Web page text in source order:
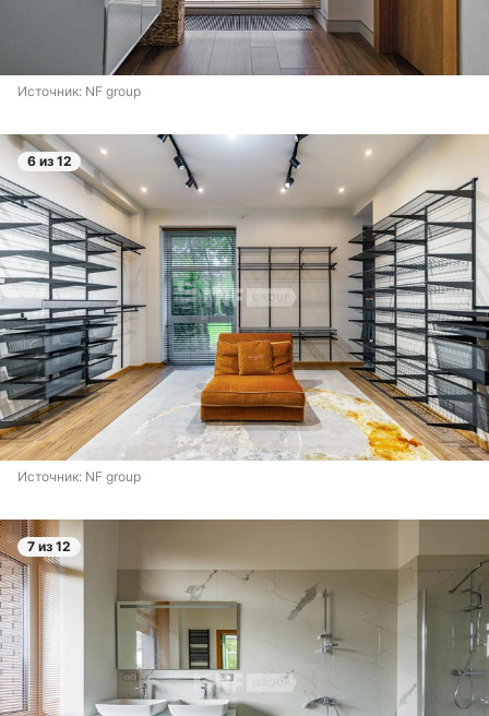
Источник: NF group
6 из 12
Источник: NF group
7 из 12